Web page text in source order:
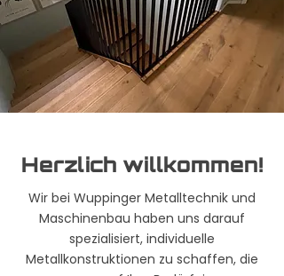
Herzlich willkommen!
Wir bei Wuppinger Metalltechnik und
Maschinenbau haben uns darauf
spezialisiert, individuelle
Metallkonstruktionen zu schaffen, die